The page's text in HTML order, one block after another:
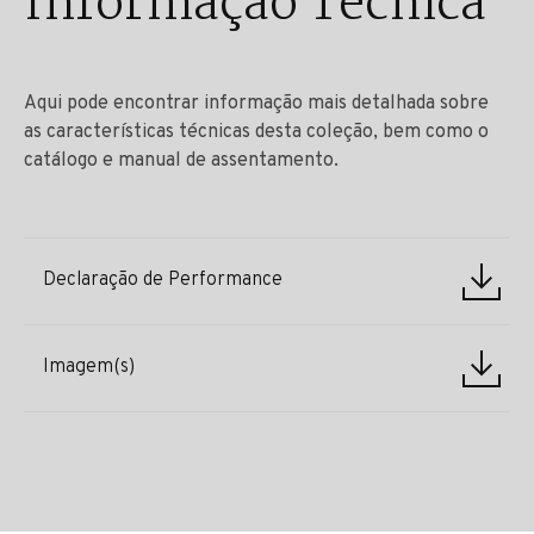
Aqui pode encontrar informação mais detalhada sobre
as características técnicas desta coleção, bem como o
catálogo e manual de assentamento.
Declaração de Performance
Imagem(s)